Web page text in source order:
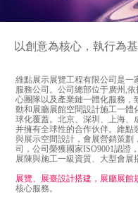
以創意為核心，執行為
維點展示展覽工程有限公司是一
服務公司。公司總部位于廣州,
心團隊以及產業鏈一體化服務
動和展廳展館空間設計施工一體
球化覆蓋。北京、深圳、上海、
并擁有全球性的合作伙伴。維
與展示空間設計，會展營銷策
司，公司榮獲國家ISO9001認證
展陳與施工一級資質、大型會展
展覽、展臺設計搭建，展廳展館
核心服務。